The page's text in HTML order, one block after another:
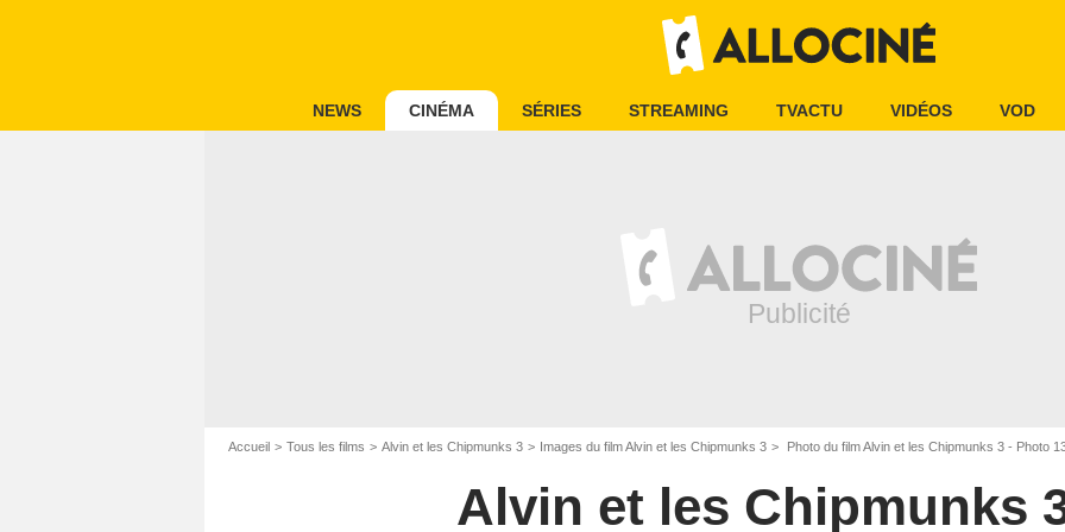
NEWS CINÉMA SÉRIES STREAMING TVACTU VIDÉOS VOD
Accueil Tous les films Alvin et les Chipmunks 3 Images du film Alvin et les Chipmunks 3 Photo du film Alvin et les Chipmunks 3 - Photo
Alvin et les Chipmunks